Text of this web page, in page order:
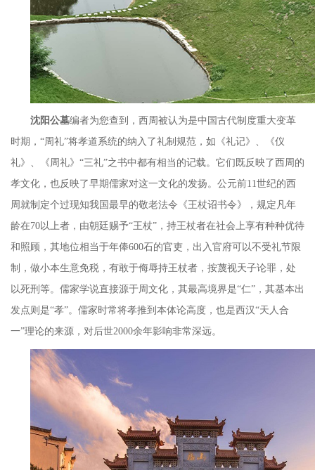
沈阳公墓编者为您查到，西周被认为是中国古代制度重大变革
时期， “周礼”将孝道系统的纳入了礼制规范，如《礼记》、《仪
礼》、《周礼》“三礼”之书中都有相当的记载。它们既反映了西周的
孝文化，也反映了早期儒家对这一文化的发扬。公元前11世纪的西
周就制定个过现知我国最早的敬老法令《王杖诏书令》，规定凡年
龄在70以上者，由朝廷赐予“王杖” ，持王杖者在社会上享有种种优待
和照顾，其地位相当于年俸600石的官吏，出入官府可以不受礼节限
制，做小本生意免税，有敢于侮辱持王杖者，按蔑视天子论罪，处
以死刑等。儒家学说直接源于周文化，其最高境界是“仁” ，其基本出
发点则是“孝”。儒家时常将孝推到本体论高度，也是西汉“天人合
一”理论的来源，对后世2000余年影响非常深远。